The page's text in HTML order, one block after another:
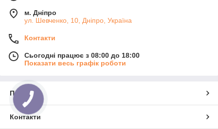
м. Дніпро
ул. Шевченко, 10, Дніпро, Україна
Контакти
Сьогодні працює з 08:00 до 18:00
Показати весь графік роботи
Про нас
Контакти